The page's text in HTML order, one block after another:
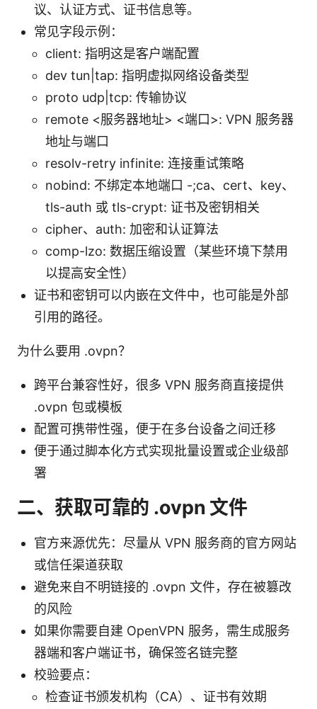
议、认证方式、证书信息等。
常见字段示例：
client: 指明这是客户端配置
dev tun|tap: 指明虚拟网络设备类型
proto udp|tcp: 传输协议
remote <服务器地址> <端口>: VPN 服务器
地址与端口
resolv-retry infinite: 连接重试策略
nobind: 不绑定本地端口 -;ca、cert、key、
tls-auth 或 tls-crypt: 证书及密钥相关
cipher、auth: 加密和认证算法
comp-lzo: 数据压缩设置（某些环境下禁用
以提高安全性）
证书和密钥可以内嵌在文件中，也可能是外部
引用的路径。
为什么要用 .ovpn？
跨平台兼容性好，很多 VPN 服务商直接提供
.ovpn 包或模板
配置可携带性强，便于在多台设备之间迁移
便于通过脚本化方式实现批量设置或企业级部
署
二、获取可靠的 .ovpn 文件
官方来源优先：尽量从 VPN 服务商的官方网站
或信任渠道获取
避免来自不明链接的 .ovpn 文件，存在被篡改
的风险
如果你需要自建 OpenVPN 服务，需生成服务
器端和客户端证书，确保签名链完整
校验要点：
检查证书颁发机构（CA）、证书有效期